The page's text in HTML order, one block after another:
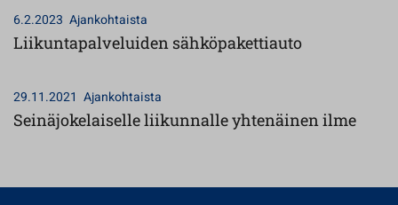
6.2.2023 Ajankohtaista
Liikuntapalveluiden sähköpakettiauto
29.11.2021 Ajankohtaista
Seinäjokelaiselle liikunnalle yhtenäinen ilme